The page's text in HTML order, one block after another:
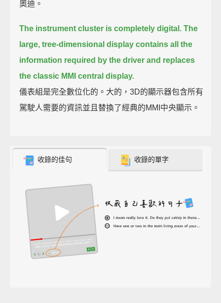
奧迪。
The instrument cluster is completely digital. The
large, tree-dimensional display contains all the
information required by the driver and replaces
the classic MMI central display.
儀表組是完全數位化的。大的，3D的顯示器包含所有
駕駛人需要的資訊並且替換了經典的MMI中央顯示。
收錄的佳句 收錄的單字